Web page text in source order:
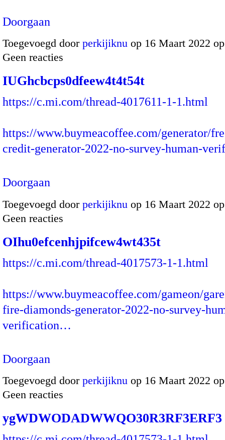
Doorgaan
Toegevoegd door perkijiknu op 16 Maart 2022
Geen reacties
IUGhcbcps0dfeew4t4t54t
https://c.mi.com/thread-4017611-1-1.html
https://www.buymeacoffee.com/generator/
credit-generator-2022-no-survey-human-
Doorgaan
Toegevoegd door perkijiknu op 16 Maart 2022
Geen reacties
OIhu0efcenhjpifcew4wt435t
https://c.mi.com/thread-4017573-1-1.html
https://www.buymeacoffee.com/gameon/
fire-diamonds-generator-2022-no-survey-
verification…
Doorgaan
Toegevoegd door perkijiknu op 16 Maart 2022
Geen reacties
ygWDWODADWWQO30R3RF3ERF3